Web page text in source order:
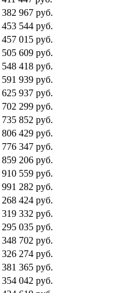
382 967 руб.
453 544 руб.
457 015 руб.
505 609 руб.
548 418 руб.
591 939 руб.
625 937 руб.
702 299 руб.
735 852 руб.
806 429 руб.
776 347 руб.
859 206 руб.
910 559 руб.
991 282 руб.
268 424 руб.
319 332 руб.
295 035 руб.
348 702 руб.
326 274 руб.
381 365 руб.
354 042 руб.